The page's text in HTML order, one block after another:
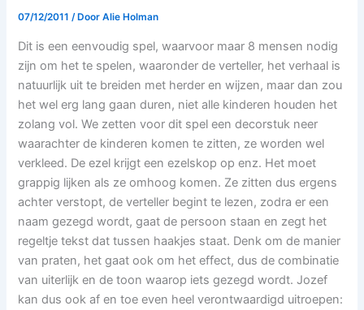
07/12/2011/ DoorAlie Holman
Dit is een eenvoudig spel, waarvoor maar 8 mensen nodig
zijn om het te spelen, waaronder de verteller, het verhaal is
natuurlijk uit te breiden met herder en wijzen, maar dan zou
het wel erg lang gaan duren, niet alle kinderen houden het
zolang vol. We zetten voor dit spel een decorstuk neer
waarachter de kinderen komen te zitten, ze worden wel
verkleed. De ezel krijgt een ezelskop op enz. Het moet
grappig lijken als ze omhoog komen. Ze zitten dus ergens
achter verstopt, de verteller begint te lezen, zodra er een
naam gezegd wordt, gaat de persoon staan en zegt het
regeltje tekst dat tussen haakjes staat. Denk om de manier
van praten, het gaat ook om het effect, dus de combinatie
van uiterlijk en de toon waarop iets gezegd wordt. Jozef
kan dus ook af en toe even heel verontwaardigd uitroepen: